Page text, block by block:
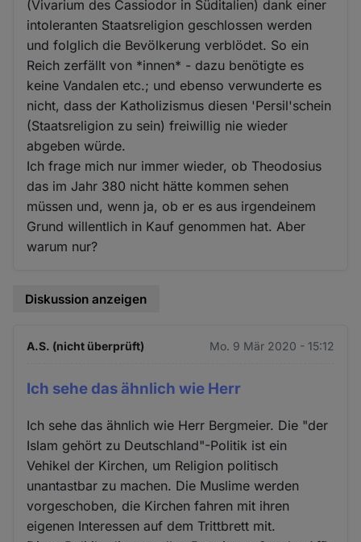
(Vivarium des Cassiodor in Süditalien) dank einer
intoleranten Staatsreligion geschlossen werden
und folglich die Bevölkerung verblödet. So ein
Reich zerfällt von *innen* - dazu benötigte es
keine Vandalen etc.; und ebenso verwunderte es
nicht, dass der Katholizismus diesen 'Persil'schein
(Staatsreligion zu sein) freiwillig nie wieder
abgeben würde.
Ich frage mich nur immer wieder, ob Theodosius
das im Jahr 380 nicht hätte kommen sehen
müssen und, wenn ja, ob er es aus irgendeinem
Grund willentlich in Kauf genommen hat. Aber
warum nur?
Diskussion anzeigen
A.S. (nicht überprüft) Mo. 9 Mär 2020 - 15:12
Ich sehe das ähnlich wie Herr
Ich sehe das ähnlich wie Herr Bergmeier. Die "der
Islam gehört zu Deutschland"-Politik ist ein
Vehikel der Kirchen, um Religion politisch
unantastbar zu machen. Die Muslime werden
vorgeschoben, die Kirchen fahren mit ihren
eigenen Interessen auf dem Trittbrett mit.